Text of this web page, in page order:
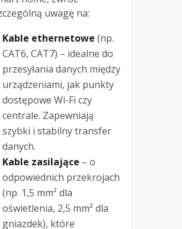
uwagę na:
Kable ethernetowe (np.
CAT6, CAT7) – idealne do
przesyłania danych między
urządzeniami, jak punkty
dostępowe Wi-Fi czy
centrale. Zapewniają
szybki i stabilny transfer
danych.
Kable zasilające – o
odpowiednich przekrojach
(np. 1,5 mm² dla
oświetlenia, 2,5 mm² dla
gniazdek), które